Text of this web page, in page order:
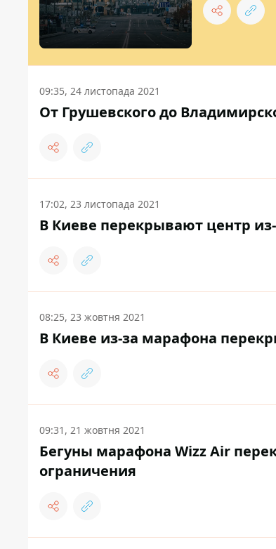
09:35, 24 листопада 2021
От Грушевского до
17:02, 23 листопада 2021
В Киеве перекрывают центр
08:25, 23 жовтня 2021
В Киеве из-за марафона
09:31, 21 жовтня 2021
Бегуны марафона Wizz Air
ограничения